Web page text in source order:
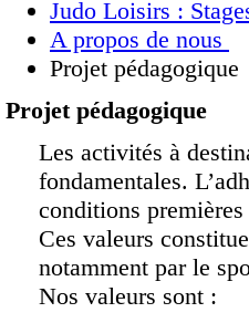
Judo Loisirs :
A propos de nous
Projet pédagogique
Projet pédagogique
Les activités à
fondamentales.
conditions
Ces valeurs
notamment par le
Nos valeurs sont :